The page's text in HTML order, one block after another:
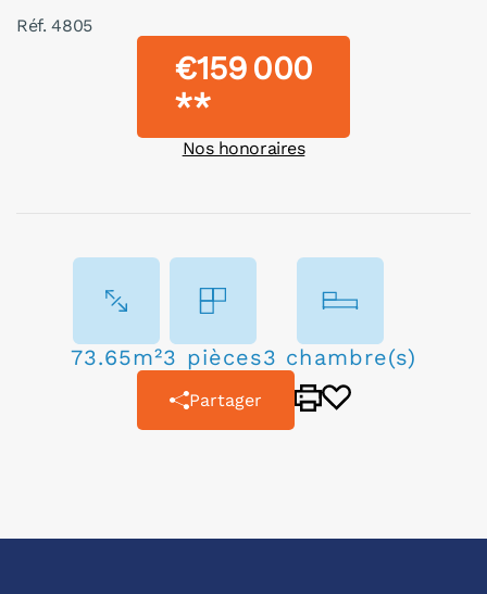
Réf. 4805
€159 000
**
Nos honoraires
73.65m²3 pièces3 chambre(s)
Partager